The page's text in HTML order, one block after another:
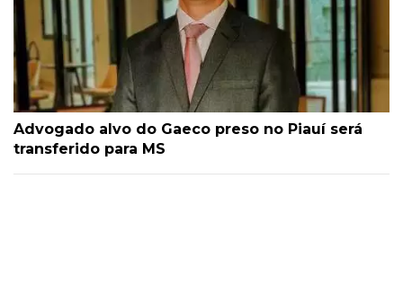
Advogado alvo do Gaeco preso no Piauí será
transferido para MS